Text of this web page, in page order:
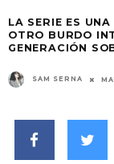
LA SERIE ES
OTRO BURDO
GENERACIÓN
SAM SERNA